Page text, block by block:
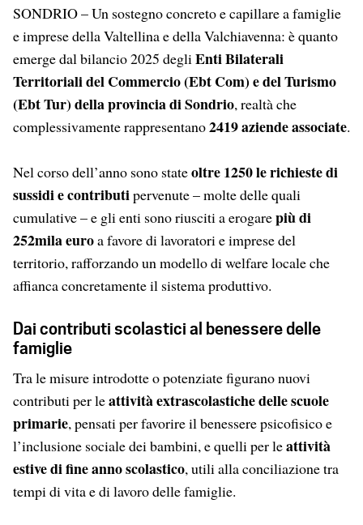
SONDRIO – Un sostegno concreto e capillare a famiglie
e imprese della Valtellina e della Valchiavenna: è quanto
emerge dal bilancio 2025 degliEnti Bilaterali
Territoriali del Commercio (Ebt Com) e del Turismo
(Ebt Tur)della provincia di Sondrio, realtà che
complessivamente rappresentano2419 aziende associate.
Nel corso dell’anno sono stateoltre 1250 le richieste di
sussidi e contributipervenute – molte delle quali
cumulative – e gli enti sono riusciti a erogarepiù di
252mila euroa favore di lavoratori e imprese del
territorio, rafforzando un modello di welfare locale che
affianca concretamente il sistema produttivo.
Dai contributi scolastici al benessere delle
famiglie
Tra le misure introdotte o potenziate figurano nuovi
contributi per leattività extrascolastiche delle scuole
primarie, pensati per favorire il benessere psicofisico e
l’inclusione sociale dei bambini, e quelli per leattività
estive di fine anno scolastico, utili alla conciliazione tra
tempi di vita e di lavoro delle famiglie.